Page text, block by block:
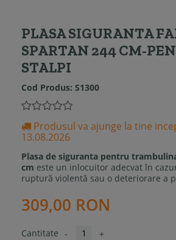
PLASA SIGURANTA
SPARTAN 244 CM-
STALPI
Cod Produs: S1300
Produsul va ajunge la tine
13.08.2026
Plasa de siguranta pentru
cm este un inlocuitor adecvat în
ruptură violentă sau o deteriorare a
309,00 RON
Cantitate - +